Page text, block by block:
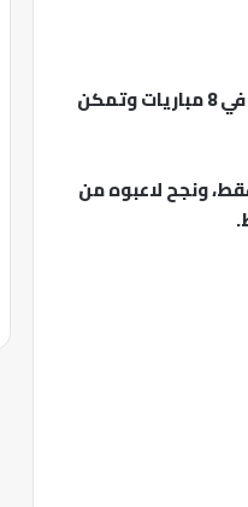
التقى الفريقان من قبل في 17 مباراة، حيث تمكن الفريق الكتالوني من تحقيق الفوز في 8 مباريات وتمكن
ونجح لاعبوه من